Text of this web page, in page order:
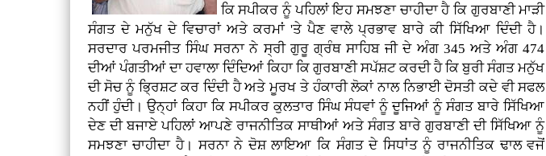
ਕਿ ਸਪੀਕਰ ਨੂੰ ਪਹਿਲਾਂ ਇਹ ਸਮਝਣਾ ਚਾਹੀਦਾ ਹੈ ਕਿ ਗੁਰਬਾਣੀ ਮਾੜੀ
ਸੰਗਤ ਦੇ ਮਨੁੱਖ ਦੇ ਵਿਚਾਰਾਂ ਅਤੇ ਕਰਮਾਂ 'ਤੇ ਪੈਣ ਵਾਲੇ ਪ੍ਰਭਾਵ ਬਾਰੇ ਕੀ ਸਿੱਖਿਆ ਦਿੰਦੀ ਹੈ।
ਸਰਦਾਰ ਪਰਮਜੀਤ ਸਿੰਘ ਸਰਨਾ ਨੇ ਸ੍ਰੀ ਗੁਰੂ ਗ੍ਰੰਥ ਸਾਹਿਬ ਜੀ ਦੇ ਅੰਗ 345 ਅਤੇ ਅੰਗ 474
ਦੀਆਂ ਪੰਗਤੀਆਂ ਦਾ ਹਵਾਲਾ ਦਿੰਦਿਆਂ ਕਿਹਾ ਕਿ ਗੁਰਬਾਣੀ ਸਪੱਸ਼ਟ ਕਰਦੀ ਹੈ ਕਿ ਬੁਰੀ ਸੰਗਤ ਮਨੁੱਖ
ਦੀ ਸੋਚ ਨੂੰ ਭ੍ਰਿਸ਼ਟ ਕਰ ਦਿੰਦੀ ਹੈ ਅਤੇ ਮੂਰਖ ਤੇ ਹੰਕਾਰੀ ਲੋਕਾਂ ਨਾਲ ਨਿਭਾਈ ਦੋਸਤੀ ਕਦੇ ਵੀ ਸਫਲ
ਨਹੀਂ ਹੁੰਦੀ। ਉਨ੍ਹਾਂ ਕਿਹਾ ਕਿ ਸਪੀਕਰ ਕੁਲਤਾਰ ਸਿੰਘ ਸੰਧਵਾਂ ਨੂੰ ਦੂਜਿਆਂ ਨੂੰ ਸੰਗਤ ਬਾਰੇ ਸਿੱਖਿਆ
ਦੇਣ ਦੀ ਬਜਾਏ ਪਹਿਲਾਂ ਆਪਣੇ ਰਾਜਨੀਤਿਕ ਸਾਥੀਆਂ ਅਤੇ ਸੰਗਤ ਬਾਰੇ ਗੁਰਬਾਣੀ ਦੀ ਸਿੱਖਿਆ ਨੂੰ
ਸਮਝਣਾ ਚਾਹੀਦਾ ਹੈ। ਸਰਨਾ ਨੇ ਦੋਸ਼ ਲਾਇਆ ਕਿ ਸੰਗਤ ਦੇ ਸਿਧਾਂਤ ਨੂੰ ਰਾਜਨੀਤਿਕ ਢਾਲ ਵਜੋਂ